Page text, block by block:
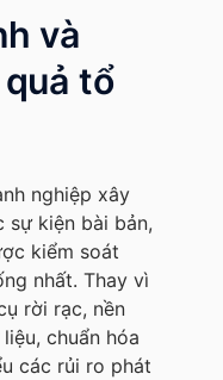
và
tổ
nghiệp xây
kiện bài bản,
kiểm soát
nhất. Thay vì
rời rạc, nền
chuẩn hóa
các rủi ro phát